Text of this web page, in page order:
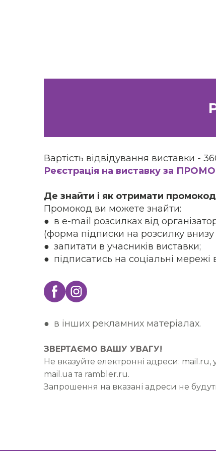
Вартість відвідування виставки -
Реєстрація на виставку за
Де знайти і як отримати
Промокод ви можете знайти:
● в e-mail розсилках від
(форма підписки на розсилку внизу
● запитати в учасників виставки;
● підписатись на соціальні мережі
● в інших рекламних матеріалах.
ЗВЕРТАЄМО ВАШУ УВАГУ!
Не вказуйте електронні адреси:
mail.ua та rambler.ru.
Запрошення на вказані адреси не